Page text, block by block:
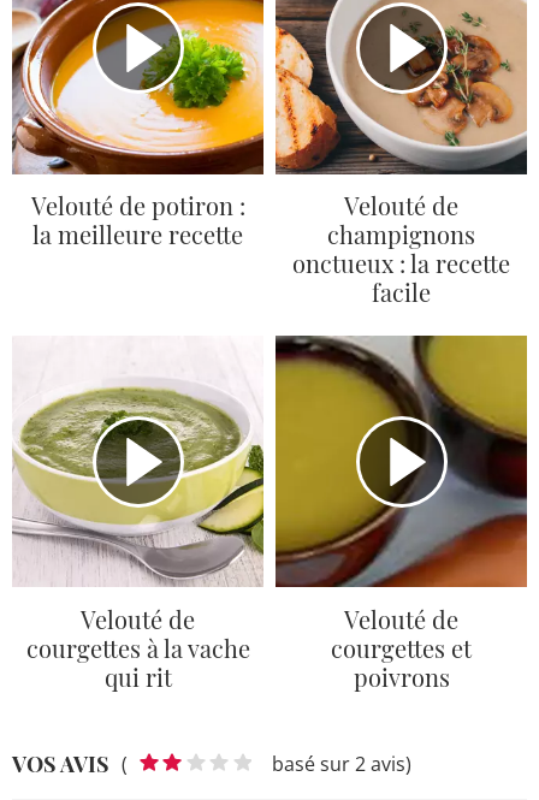
Velouté de potiron :
la meilleure recette
Velouté de
champignons
onctueux : la recette
facile
Velouté de
courgettes à la vache
qui rit
Velouté de
courgettes et
poivrons
VOS AVIS ( basé sur 2 avis)